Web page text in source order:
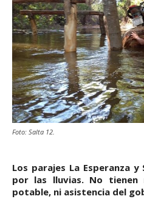
Foto: Salta 12.
Los parajes La Esperanza
por las lluvias. No tienen
potable, ni asistencia del